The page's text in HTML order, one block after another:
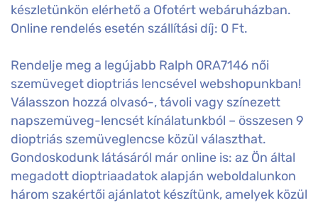
készletünkön elérhető a Ofotért webáruházban.
Online rendelés esetén szállítási díj: 0 Ft.
Rendelje meg a legújabb Ralph 0RA7146 női
szemüveget dioptriás lencsével webshopunkban!
Válasszon hozzá olvasó-, távoli vagy színezett
napszemüveg-lencsét kínálatunkból – összesen 9
dioptriás szemüveglencse közül választhat.
Gondoskodunk látásáról már online is: az Ön által
megadott dioptriaadatok alapján weboldalunkon
három szakértői ajánlatot készítünk, amelyek közül